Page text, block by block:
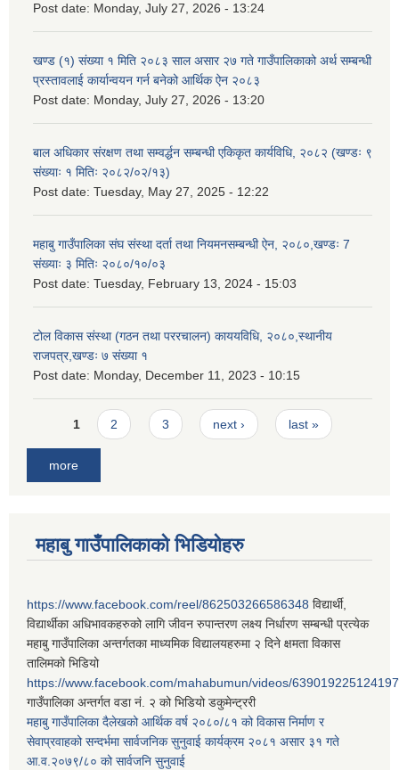
Post date: Monday, July 27, 2026 - 13:24
खण्ड (१) संख्या १ मिति २०८३ साल असार २७ गते गाउँपालिकाको अर्थ सम्बन्धी
प्रस्तावलाई कार्यान्वयन गर्न बनेको आर्थिक ऐन २०८३
Post date: Monday, July 27, 2026 - 13:20
बाल अधिकार संरक्षण तथा सम्वर्द्धन सम्बन्धी एकिकृत कार्यविधि, २०८२ (खण्डः ९
संख्याः १ मितिः २०८२/०२/१३)
Post date: Tuesday, May 27, 2025 - 12:22
महाबु गाउँपालिका संघ संस्था दर्ता तथा नियमनसम्बन्धी ऐन, २०८०,खण्डः 7
संख्याः ३ मितिः २०८०/१०/०३
Post date: Tuesday, February 13, 2024 - 15:03
टोल विकास संस्था (गठन तथा पररचालन) काययविधि, २०८०,स्थानीय
राजपत्र,खण्डः ७ संख्या १
Post date: Monday, December 11, 2023 - 10:15
Pages
1 2 3 next › last »
more
महाबु गाउँपालिकाको भिडियोहरु
https://www.facebook.com/reel/862503266586348 विद्यार्थी,
विद्यार्थीका अधिभावकहरुको लागि जीवन रुपान्तरण लक्ष्य निर्धारण सम्बन्धी प्रत्येक
महाबु गाउँपालिका अन्तर्गतका माध्यमिक विद्यालयहरुमा २ दिने क्षमता विकास
तालिमको भिडियो
https://www.facebook.com/mahabumun/videos/639019225124197
गाउँपालिका अन्तर्गत वडा नं. २ को भिडियो डकुमेन्ट्ररी
महाबु गाउँपालिका दैलेखको आर्थिक वर्ष २०८०/८१ को विकास निर्माण र
सेवाप्रवाहको सन्दर्भमा सार्वजनिक सुनुवाई कार्यक्रम २०८१ असार ३१ गते
आ.व.२०७९/८० को सार्वजनि सुनुवाई